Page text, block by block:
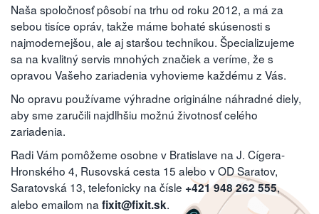
Naša spoločnosť pôsobí na trhu od roku 2012, a má za
sebou tisíce opráv, takže máme bohaté skúsenosti s
najmodernejšou, ale aj staršou technikou. Špecializujeme
sa na kvalitný servis mnohých značiek a veríme, že s
opravou Vašeho zariadenia vyhovieme každému z Vás.
No opravu používame výhradne originálne náhradné diely,
aby sme zaručili najdlhšiu možnú životnosť celého
zariadenia.
Radi Vám pomôžeme osobne v Bratislave na J. Cígera-
Hronského 4, Rusovská cesta 15 alebo v OD Saratov,
Saratovská 13, telefonicky na čísle +421 948 262 555,
alebo emailom nafixit@fixit.sk.